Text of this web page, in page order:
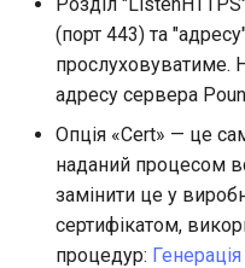
(порт 443) та
прослуховуватиме.
адресу сервера
Опція «Cert» — це
наданий процесом
замінити це у
сертифікатом,
процедур: